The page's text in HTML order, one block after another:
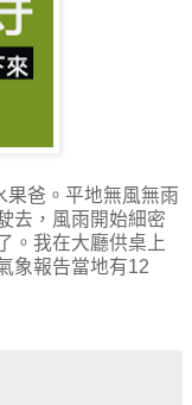
果爸。平地無風無雨
去，風雨開始細密
。我在大廳供桌上
象報告當地有12